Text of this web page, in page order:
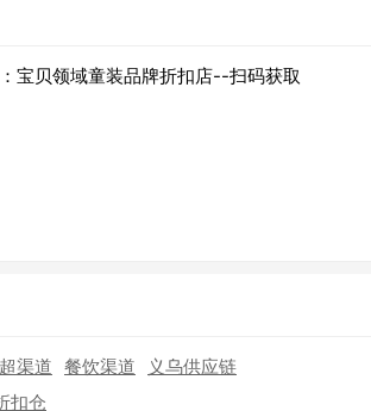
宝贝领域童装品牌折扣店--扫码获取
渠道 餐饮渠道
义乌供应链
扣仓